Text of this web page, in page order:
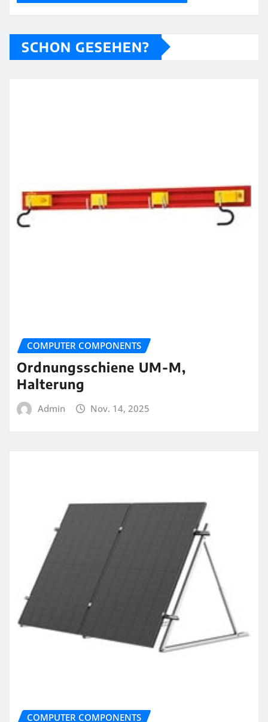
SCHON GESEHEN?
COMPUTER COMPONENTS
Ordnungsschiene UM-M,
Halterung
Admin Nov. 14, 2025
COMPUTER COMPONENTS